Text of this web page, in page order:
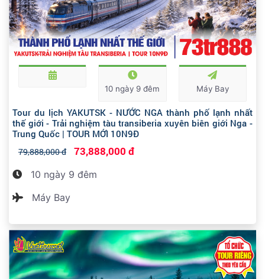
10 ngày 9 đêm Máy Bay
Tour du lịch YAKUTSK - NƯỚC NGA thành phố lạnh nhất
thế giới - Trải nghiệm tàu transiberia xuyên biên giới Nga -
Trung Quốc | TOUR MỚI 10N9Đ
79,888,000 đ 73,888,000 đ
10 ngày 9 đêm
Máy Bay